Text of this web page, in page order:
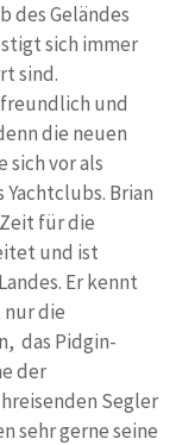
des Geländes
sich immer
sind.
und
die neuen
sich vor als
Brian
für die
und ist
Er kennt
nur die
das Pidgin-
der
Segler
sehr gerne seine